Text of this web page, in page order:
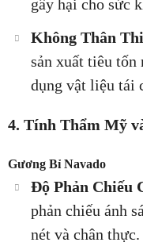
gây hại cho sức
Không Thân
sản xuất tiêu tốn
dụng vật liệu tái
4. Tính Thẩm Mỹ
Gương Bỉ Navado
Độ Phản Chiếu
phản chiếu ánh
nét và chân thực.